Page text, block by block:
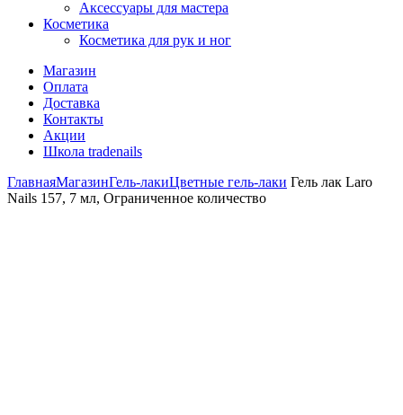
Аксессуары для мастера
Косметика
Косметика для рук и ног
Магазин
Оплата
Доставка
Контакты
Акции
Школа tradenails
ГлавнаяМагазинГель-лакиЦветные гель-лаки Гель лак Laro
Nails 157, 7 мл, Ограниченное количество